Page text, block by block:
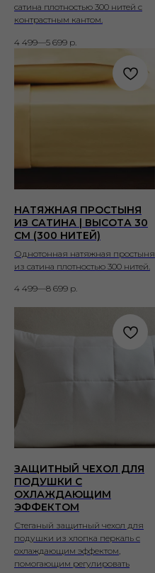
сатина плотностью 300 нитей с
контрастным кантом.
4 499—5 699 р.
НАТЯЖНАЯ ПРОСТЫНЯ
ИЗ САТИНА | ВЫСОТА 30
СМ (300 НИТЕЙ)
Однотонная натяжная простыня
из сатина плотностью 300 нитей.
4 499—8 699 р.
ЗАЩИТНЫЙ ЧЕХОЛ ДЛЯ
ПОДУШКИ С
ОХЛАЖДАЮЩИМ
ЭФФЕКТОМ
Стеганый защитный чехол для
подушки из хлопка перкаль с
охлаждающим эффектом,
помогающим регулировать